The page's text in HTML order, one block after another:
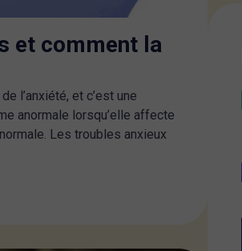
et comment la
l’anxiété, et c’est une
anormale lorsqu’elle affecte
Les troubles anxieux